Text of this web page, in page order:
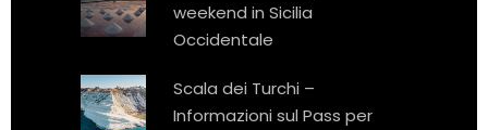
weekend in Sicilia
Occidentale
Scala dei Turchi –
Informazioni sul Pass per